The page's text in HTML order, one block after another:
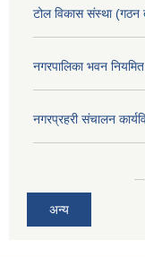
टोल विकास संस्था (गठन
नगरपालिका भवन
नगरप्रहरी संचालन
अन्य